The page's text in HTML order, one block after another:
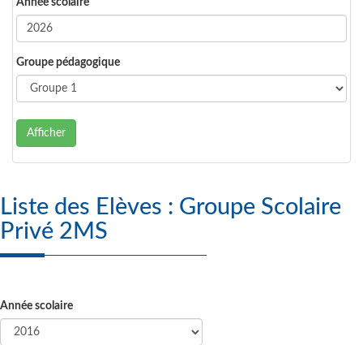
Année scolaire
Groupe pédagogique
Afficher
Liste des Elèves : Groupe Scolaire
Privé 2MS
Année scolaire